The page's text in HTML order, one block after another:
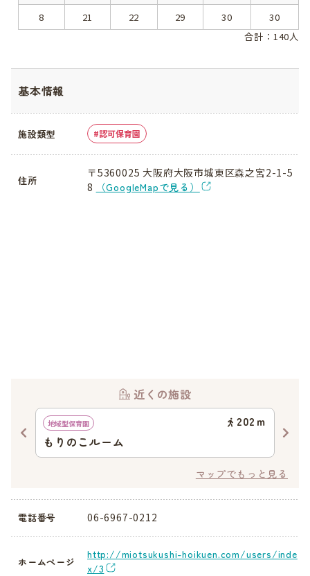
8
21 22 29 30
30
合計：140人
基本情報
施設類型 認可保育園
住所
〒5360025 大阪府大阪市城東区森之宮2-1-5
8
（GoogleMapで見る）
近くの施設
地域型保育園 202 ｍ
もりのこルーム
マップでもっと見る
電話番号 06-6967-0212
ホームページ
http://miotsukushi-hoikuen.com/users/inde
x/3